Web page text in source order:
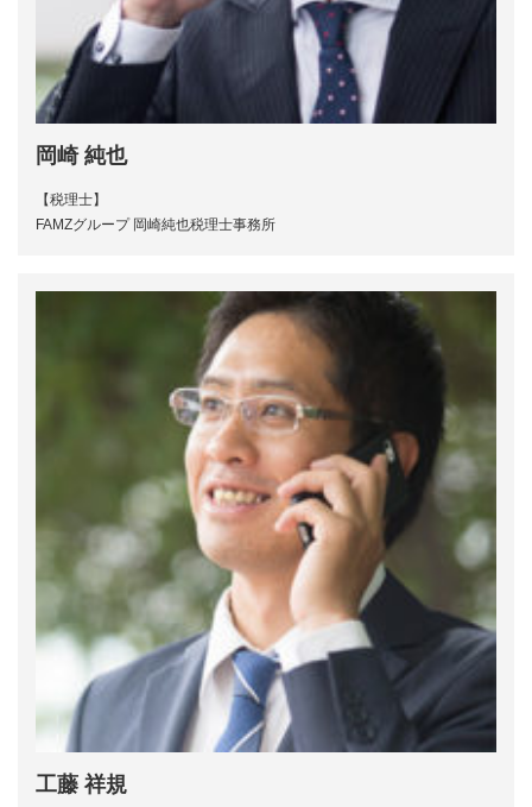
岡崎 純也
【税理士】
FAMZグループ 岡崎純也税理士事務所
工藤 祥規